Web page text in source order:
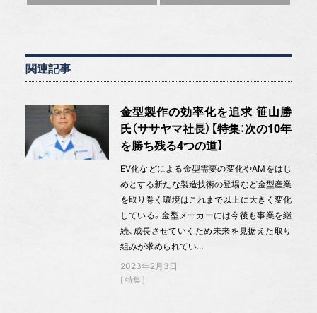
関連記事
金型製作の効率化を追求 笹山勝
氏（ササヤマ社長）【特集：次の10年
を勝ち残る4つの道】
EV化などによる金型需要の変化やAMをはじ
めとする新たな製造技術の登場など金型産業
を取り巻く環境はこれまで以上に大きく変化
している。金型メーカーには今後も事業を継
続、成長させていくため未来を見据えた取り
組みが求められてい…
2023年2月3日
特集